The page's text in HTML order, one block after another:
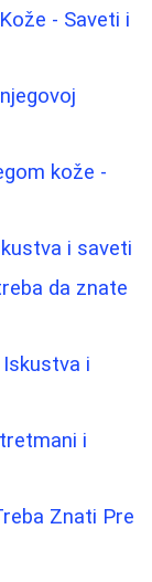
- Saveti i
kože -
i saveti
da znate
i
i
Znati Pre